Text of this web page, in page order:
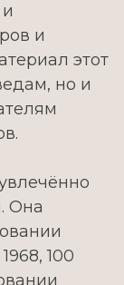
и
этот
но и
Она
100